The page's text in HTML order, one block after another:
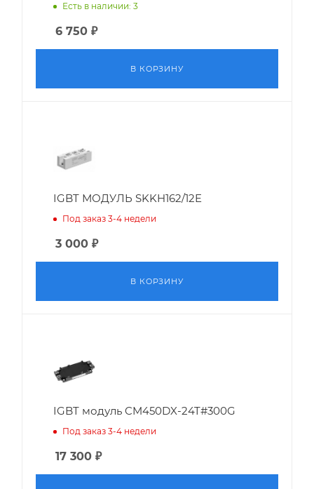
Есть в наличии: 3
6 750 ₽
В КОРЗИНУ
IGBT МОДУЛЬ SKKH162/12E
Под заказ 3-4 недели
3 000 ₽
В КОРЗИНУ
IGBT модуль CM450DX-24T#300G
Под заказ 3-4 недели
17 300 ₽